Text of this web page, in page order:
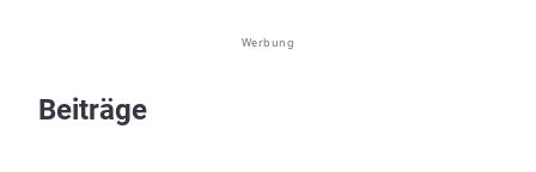
Werbung
Beiträge